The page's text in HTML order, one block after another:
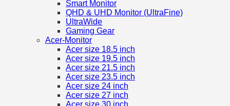
Smart Monitor
QHD & UHD Monitor (UltraFine)
UltraWide
Gaming Gear
Acer-Monitor
Acer size 18.5 inch
Acer size 19.5 inch
Acer size 21.5 inch
Acer size 23.5 inch
Acer size 24 inch
Acer size 27 inch
Acer size 30 inch